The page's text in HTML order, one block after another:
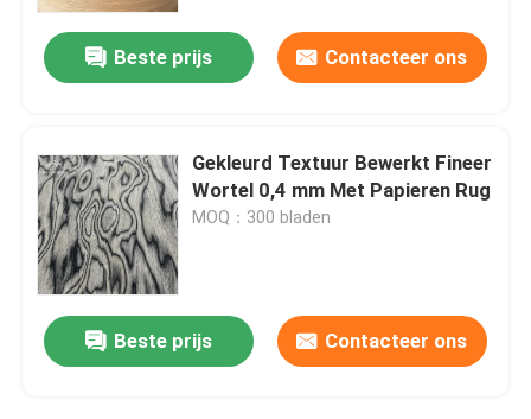
Huis
Producten
Video's
Beste prijs Contacteer ons
Gekleurd Textuur Bewerkt Fineer
Wortel 0,4 mm Met Papieren Rug
MOQ：300 bladen
Beste prijs Contacteer ons